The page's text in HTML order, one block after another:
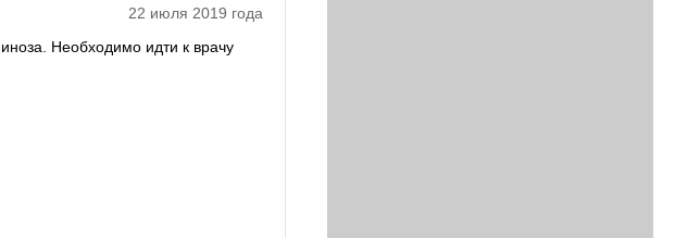
22 июля 2019 года
Необходимо идти к врачу